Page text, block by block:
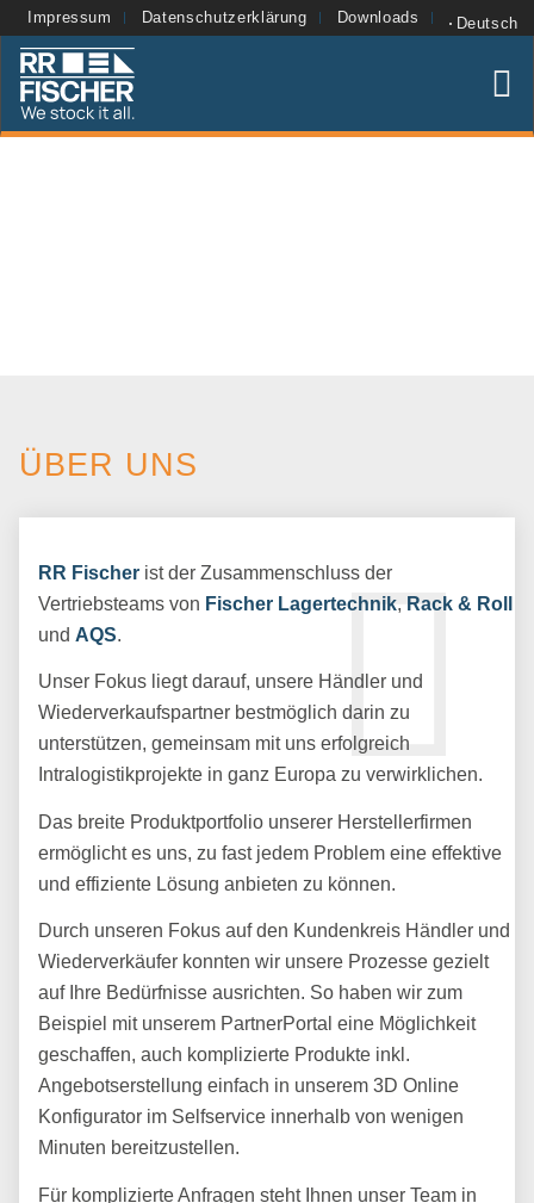
Impressum Datenschutzerklärung Downloads Deutsch
ÜBER UNS
RR Fischer ist der Zusammenschluss der
Vertriebsteams von Fischer Lagertechnik, Rack & Roll
und AQS.
Unser Fokus liegt darauf, unsere Händler und
Wiederverkaufspartner bestmöglich darin zu
unterstützen, gemeinsam mit uns erfolgreich
Intralogistikprojekte in ganz Europa zu verwirklichen.
Das breite Produktportfolio unserer Herstellerfirmen
ermöglicht es uns, zu fast jedem Problem eine effektive
und effiziente Lösung anbieten zu können.
Durch unseren Fokus auf den Kundenkreis Händler und
Wiederverkäufer konnten wir unsere Prozesse gezielt
auf Ihre Bedürfnisse ausrichten. So haben wir zum
Beispiel mit unserem PartnerPortal eine Möglichkeit
geschaffen, auch komplizierte Produkte inkl.
Angebotserstellung einfach in unserem 3D Online
Konfigurator im Selfservice innerhalb von wenigen
Minuten bereitzustellen.
Für komplizierte Anfragen steht Ihnen unser Team in